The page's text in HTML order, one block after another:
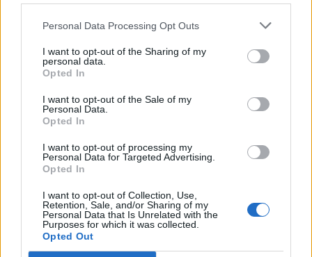
Personal Data Processing Opt Outs
I want to opt-out of the Sharing of my
personal data.
Opted In
I want to opt-out of the Sale of my
Personal Data.
Opted In
I want to opt-out of processing my
Personal Data for Targeted Advertising.
Opted In
I want to opt-out of Collection, Use,
Retention, Sale, and/or Sharing of my
Personal Data that Is Unrelated with the
Purposes for which it was collected.
Opted Out
passione anche di ragazzi e bambini. Segnali dal vetro dei
designatori? Sarebbe un abuso di ufficio ed è terrificante: già
questo dovrebbe portare all'allontanamento di questi
personaggi dal calcio. Che funzione poteva avere Rocchi in
autonomamente? L'unica è quella di imprimere una sua
decisione o influire. Non è previsto dal regolamento che il
regolamento».